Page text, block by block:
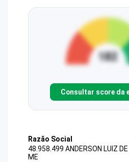
Consultar score da
Razão Social
48.958.499 ANDERSON LUIZ
ME